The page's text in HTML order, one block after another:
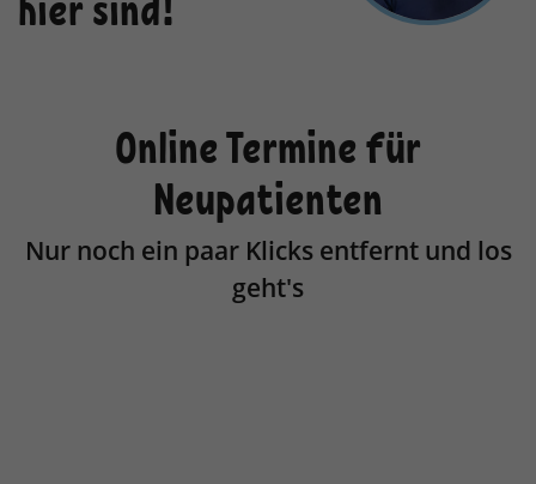
Online Termine für
Neupatienten
Nur noch ein paar Klicks entfernt und los
geht's